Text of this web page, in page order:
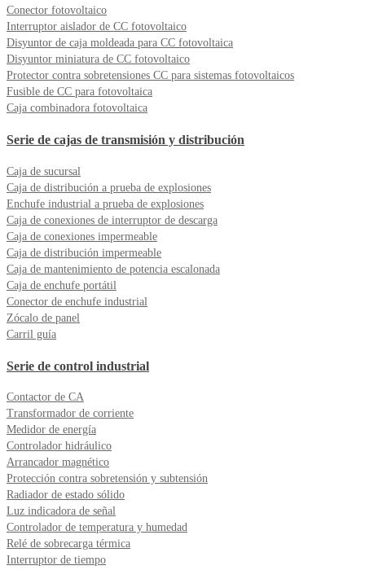
Conector fotovoltaico
Interruptor aislador de CC fotovoltaico
Disyuntor de caja moldeada para CC fotovoltaica
Disyuntor miniatura de CC fotovoltaico
Protector contra sobretensiones CC para sistemas fotovoltaicos
Fusible de CC para fotovoltaica
Caja combinadora fotovoltaica
Serie de cajas de transmisión y distribución
Caja de sucursal
Caja de distribución a prueba de explosiones
Enchufe industrial a prueba de explosiones
Caja de conexiones de interruptor de descarga
Caja de conexiones impermeable
Caja de distribución impermeable
Caja de mantenimiento de potencia escalonada
Caja de enchufe portátil
Conector de enchufe industrial
Zócalo de panel
Carril guía
Serie de control industrial
Contactor de CA
Transformador de corriente
Medidor de energía
Controlador hidráulico
Arrancador magnético
Protección contra sobretensión y subtensión
Radiador de estado sólido
Luz indicadora de señal
Controlador de temperatura y humedad
Relé de sobrecarga térmica
Interruptor de tiempo